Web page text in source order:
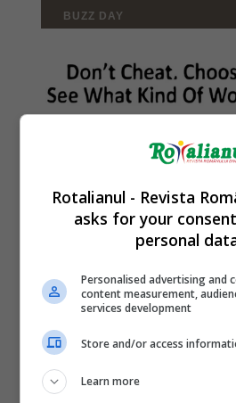
Rotalianul - Revista
asks for your
personal
Personalised advertising and
content measurement,
services development
Store and/or access
Learn more